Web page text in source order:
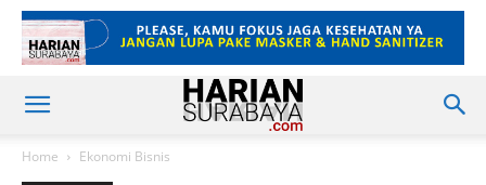
Home Ekonomi Bisnis